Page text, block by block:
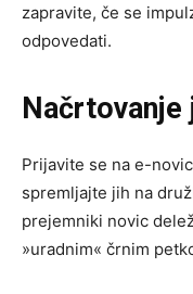
zapravite, če se
odpovedati.
Načrtovanje
Prijavite se na e-
spremljajte jih na
prejemniki novic
»uradnim« črnim